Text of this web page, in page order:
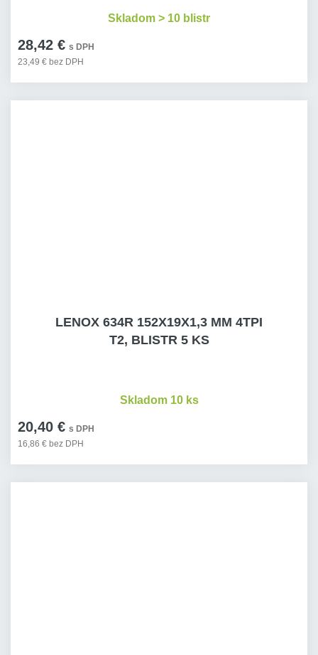
28,42 € s DPH
23,49 € bez DPH
Skladom > 10 blistr
LENOX 634R 152X19X1,3 MM 4TPI
T2, BLISTR 5 KS
20,40 € s DPH
16,86 € bez DPH
Skladom 10 ks